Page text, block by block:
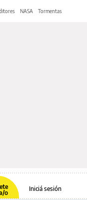
NASA Tormentas
o
Iniciá sesión